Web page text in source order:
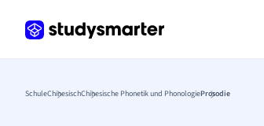
SchuleChinesischChinesische Phonetik und PhonologieProsodie